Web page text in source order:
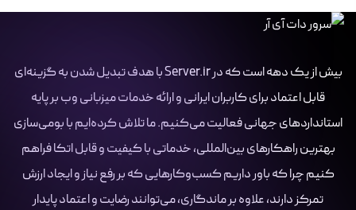
بیش از یک دهه است که در Server.ir با هدف تبدیل شدن به گزینه‌ای
قابل اعتماد برای کاربران ایرانی و ارائه خدمات میزبانی وب بر پایه
استانداردهای جهانی فعالیت می‌کنیم. ما تلاش کرده‌ایم با بومی‌سازی
بهترین راهکارهای بین‌المللی، خدماتی با کیفیت و قابل اتکا فراهم
کنیم چرا که باور داریم کسب‌وکارهایی که بر رفع نیاز و ایجاد ارزش
تمرکز دارند، علاوه بر ماندگاری، می‌توانند رضایت و اعتماد پایدار